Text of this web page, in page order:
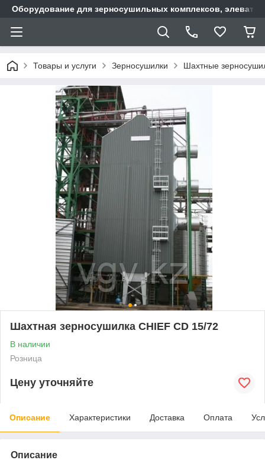
Оборудование для зерносушильных комплексов,
Товары и услуги Зерносушилки Шахтные
Шахтная зерносушилка CHIEF CD 15/72
В наличии
Розница
Цену уточняйте
Описание Характеристики Доставка Оплата
Описание